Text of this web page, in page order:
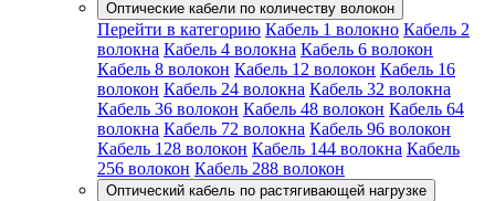
Оптические кабели по количеству волокон
Перейти в категорию Кабель 1 волокно Кабель 2
волокна Кабель 4 волокна Кабель 6 волокон
Кабель 8 волокон Кабель 12 волокон Кабель 16
волокон Кабель 24 волокна Кабель 32 волокна
Кабель 36 волокон Кабель 48 волокон Кабель 64
волокна Кабель 72 волокна Кабель 96 волокон
Кабель 128 волокон Кабель 144 волокна Кабель
256 волокон Кабель 288 волокон
Оптический кабель по растягивающей нагрузке